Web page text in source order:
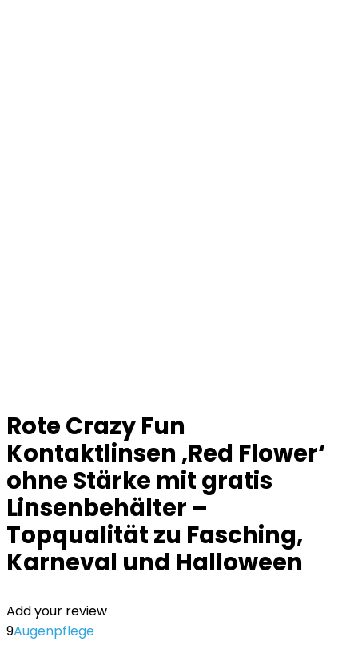
Rote Crazy Fun
Kontaktlinsen ‚Red Flower‘
ohne Stärke mit gratis
Linsenbehälter –
Topqualität zu Fasching,
Karneval und Halloween
Add your review
9Augenpflege